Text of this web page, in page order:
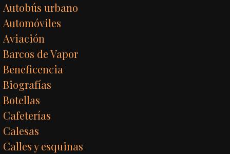
Autobús urbano
Automóviles
Aviación
Barcos de Vapor
Beneficencia
Biografías
Botellas
Cafeterías
Calesas
Calles y esquinas